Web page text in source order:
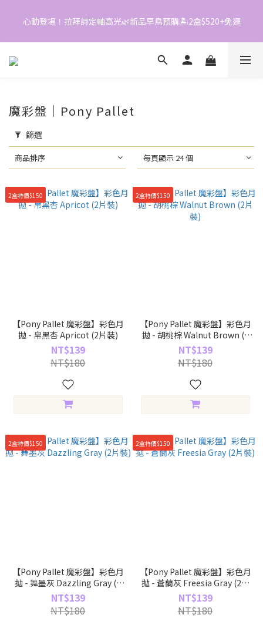
📱加入官方LINE｜領$50折價券
0
6
4
2
0
1
心動登場！拉拜詩定軸高光🌿新品早鳥預購🏝️2盒$520+免運
📱加入官方LINE｜領$50折價券
魔彩盤｜Pony Pallet
篩選
商品排序 每頁顯示 24 個
2盒特價$150
【Pony Pallet 魔彩盤】彩色月
拋 - 帛黑杏 Apricot (2片裝)
NT$139
NT$180
2盒特價$150
【Pony Pallet 魔彩盤】彩色月
拋 - 胡桃棕 Walnut Brown (2
片裝)
NT$139
NT$180
2盒特價$150
【Pony Pallet 魔彩盤】彩色月
拋 - 舞墨灰 Dazzling Gray (2
片裝)
NT$139
NT$180
2盒特價$150
【Pony Pallet 魔彩盤】彩色月
拋 - 蒼蘭灰 Freesia Gray (2片
裝)
NT$139
NT$180